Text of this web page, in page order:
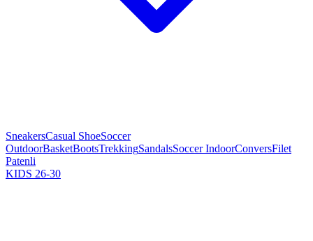
SneakersCasual ShoeSoccer
OutdoorBasketBootsTrekkingSandalsSoccer IndoorConversFilet
Patenli
KIDS 26-30